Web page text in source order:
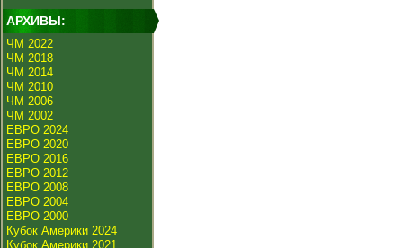
АРХИВЫ:
ЧМ 2022
ЧМ 2018
ЧМ 2014
ЧМ 2010
ЧМ 2006
ЧМ 2002
ЕВРО 2024
ЕВРО 2020
ЕВРО 2016
ЕВРО 2012
ЕВРО 2008
ЕВРО 2004
ЕВРО 2000
Кубок Америки 2024
Кубок Америки 2021